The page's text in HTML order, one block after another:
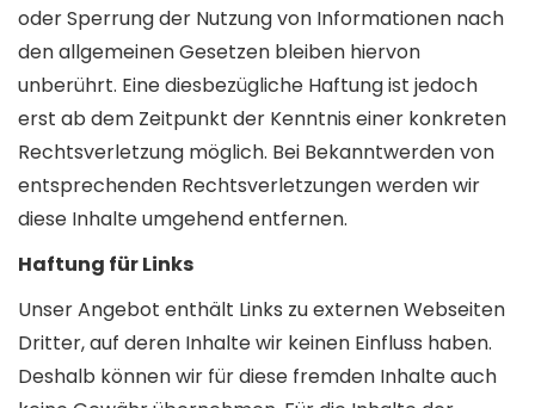
oder Sperrung der Nutzung von Informationen nach
den allgemeinen Gesetzen bleiben hiervon
unberührt. Eine diesbezügliche Haftung ist jedoch
erst ab dem Zeitpunkt der Kenntnis einer konkreten
Rechtsverletzung möglich. Bei Bekanntwerden von
entsprechenden Rechtsverletzungen werden wir
diese Inhalte umgehend entfernen.
Haftung für Links
Unser Angebot enthält Links zu externen Webseiten
Dritter, auf deren Inhalte wir keinen Einfluss haben.
Deshalb können wir für diese fremden Inhalte auch